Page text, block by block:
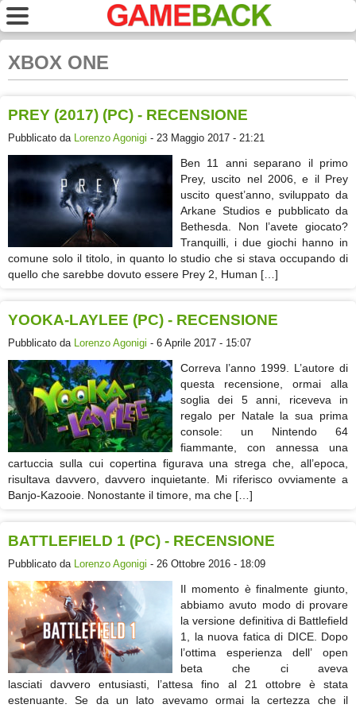
XBOX ONE
PREY (2017) (PC) - RECENSIONE
Pubblicato da Lorenzo Agonigi - 23 Maggio 2017 - 21:21
Ben 11 anni separano il primo
Prey, uscito nel 2006, e il Prey
uscito quest’anno, sviluppato da
Arkane Studios e pubblicato da
Bethesda. Non l’avete giocato?
Tranquilli, i due giochi hanno in
comune solo il titolo, in quanto lo studio che si stava occupando di
quello che sarebbe dovuto essere Prey 2, Human […]
YOOKA-LAYLEE (PC) - RECENSIONE
Pubblicato da Lorenzo Agonigi - 6 Aprile 2017 - 15:07
Correva l’anno 1999. L’autore di
questa recensione, ormai alla
soglia dei 5 anni, riceveva in
regalo per Natale la sua prima
console: un Nintendo 64
fiammante, con annessa una
cartuccia sulla cui copertina figurava una strega che, all’epoca,
risultava davvero, davvero inquietante. Mi riferisco ovviamente a
Banjo-Kazooie. Nonostante il timore, ma che […]
BATTLEFIELD 1 (PC) - RECENSIONE
Pubblicato da Lorenzo Agonigi - 26 Ottobre 2016 - 18:09
Il momento è finalmente giunto,
abbiamo avuto modo di provare
la versione definitiva di Battlefield
1, la nuova fatica di DICE. Dopo
l’ottima esperienza dell’ open
beta che ci aveva
lasciati davvero entusiasti, l’attesa fino al 21 ottobre è stata
estenuante. Se da un lato avevamo ormai la certezza che il